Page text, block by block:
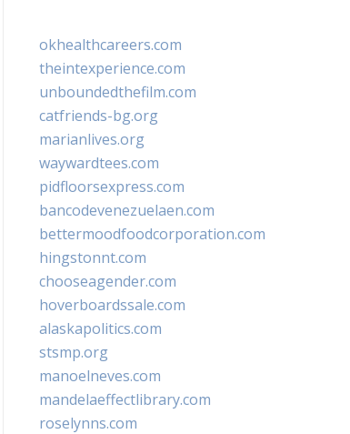
okhealthcareers.com
theintexperience.com
unboundedthefilm.com
catfriends-bg.org
marianlives.org
waywardtees.com
pidfloorsexpress.com
bancodevenezuelaen.com
bettermoodfoodcorporation.com
hingstonnt.com
chooseagender.com
hoverboardssale.com
alaskapolitics.com
stsmp.org
manoelneves.com
mandelaeffectlibrary.com
roselynns.com